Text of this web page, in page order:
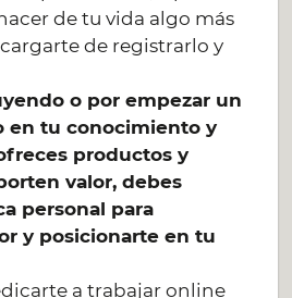
de tu vida algo más
de registrarlo y
o por empezar un
en tu conocimiento y
productos y
valor, debes
personal para
y posicionarte en tu
a trabajar online